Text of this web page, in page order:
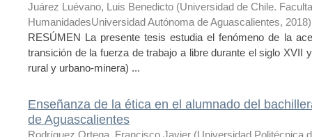
Juárez Luévano, Luis Benedicto (Universidad de Chile.
HumanidadesUniversidad Autónoma de Aguascalientes, 2018)
RESÚMEN La presente tesis estudia el fenómeno de la
transición de la fuerza de trabajo a libre durante el siglo XVII
rural y urbano-minera) ...
Enseñanza de la ética en el alumnado del
de Aguascalientes
Rodríguez Ortega, Francisco Javier (Universidad Politécnica